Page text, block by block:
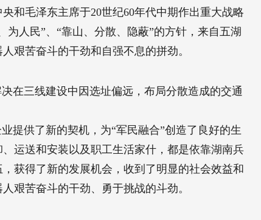
和毛泽东主席于20世纪60年代中期作出重大战略
人民”、“靠山、分散、隐蔽”的方针，来自五湖
艰苦奋斗的干劲和自强不息的拼劲。
在三线建设中因选址偏远，布局分散造成的交通
提供了新的契机，为“军民融合”创造了良好的生
运送和安装以及职工生活家什，都是依靠湖南兵
获得了新的发展机会，收到了明显的社会效益和
艰苦奋斗的干劲、勇于挑战的斗劲。